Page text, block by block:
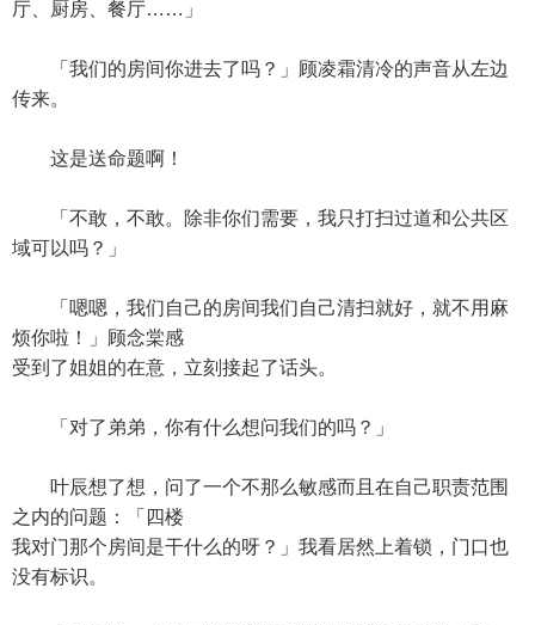
厅、厨房、餐厅……」
「我们的房间你进去了吗？」顾凌霜清冷的声音从左边
传来。
这是送命题啊！
「不敢，不敢。除非你们需要，我只打扫过道和公共区
域可以吗？」
「嗯嗯，我们自己的房间我们自己清扫就好，就不用麻
烦你啦！」顾念棠感
受到了姐姐的在意，立刻接起了话头。
「对了弟弟，你有什么想问我们的吗？」
叶辰想了想，问了一个不那么敏感而且在自己职责范围
之内的问题：「四楼
我对门那个房间是干什么的呀？」我看居然上着锁，门口也
没有标识。